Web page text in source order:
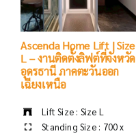
Ascenda Home Lift | Size
L – งานติดตั้งลิฟต์ที่จังหวัด
อุดรธานี ภาคตะวันออก
เฉียงเหนือ
Lift Size : Size L
Standing Size : 700 x